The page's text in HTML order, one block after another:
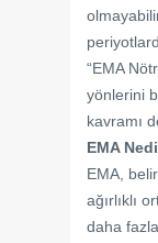
“EMA
yönlerini
kavramı
EMA
EMA,
ağırlıklı
daha